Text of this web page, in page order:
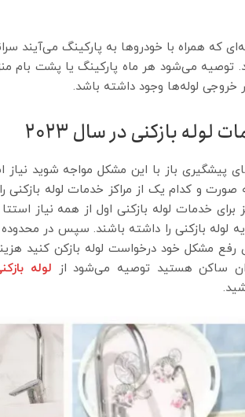
که همراه با خودروها به پارکینگ می‌آیند
توصیه می‌شود هر ماه پارکینگ یا پشت بام
لوله‌ها وجود داشته باشد.
بازکنی در سال 2023
پیشگیری باز با این مشکل مواجه شوید
و کدام یک از مراکز خدمات لوله بازکنی
خدمات لوله بازکنی اول از همه نیاز استتا
لوله بازکنی را داشته باشند. سپس در
رفع مشکل خود درخواست لوله بازکن کنید
ساکن هستید توصیه می‌شود از لوله